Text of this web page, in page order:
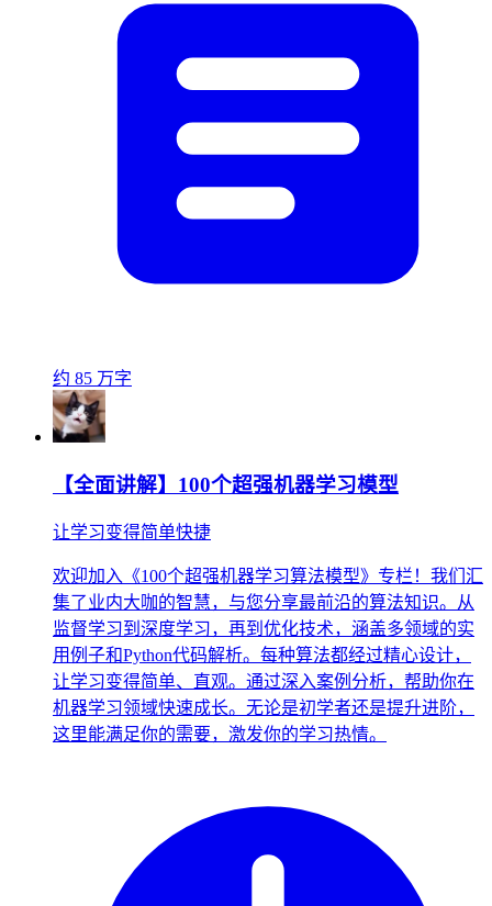
约 85 万字
【全面讲解】100个超强机器学习模型
让学习变得简单快捷
欢迎加入《100个超强机器学习算法模型》专栏！我们汇
集了业内大咖的智慧，与您分享最前沿的算法知识。从
监督学习到深度学习，再到优化技术，涵盖多领域的实
用例子和Python代码解析。每种算法都经过精心设计，
让学习变得简单、直观。通过深入案例分析，帮助你在
机器学习领域快速成长。无论是初学者还是提升进阶，
这里能满足你的需要，激发你的学习热情。